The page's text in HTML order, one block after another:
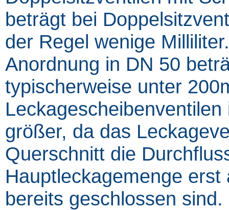
beträgt bei
der Regel wenige
Anordnung in DN 50
typischerweise unter
größer, da das
Querschnitt die
Hauptleckagemenge
bereits geschlossen sind.